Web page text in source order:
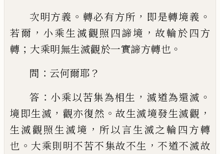
次明方義 。 轉必有方所 ， 即是轉境義 。
若爾 ， 小乘生滅觀照四諦境 ，故輪於四方
轉 ； 大乘明無生滅觀於一實諦方轉也 。
問 ： 云何爾耶 ？
答 ： 小乘以苦集為相生 ， 滅道為還滅 。
境即生滅 ， 觀亦復然 。故生滅境發生滅觀 ，
生滅觀照生滅境 ， 所以言生滅之輪四方轉
也 。 大乘則明不苦不集故不生 ，不道不滅故